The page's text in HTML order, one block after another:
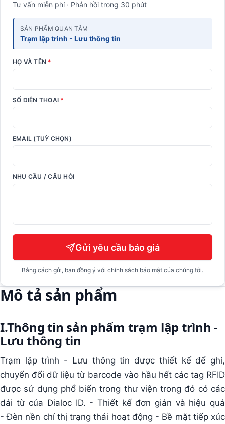
Tư vấn miễn phí · Phản hồi trong 30 phút
SẢN PHẨM QUAN TÂM
Trạm lập trình - Lưu thông tin
HỌ VÀ TÊN *
SỐ ĐIỆN THOẠI *
EMAIL (TUỲ CHỌN)
NHU CẦU / CÂU HỎI
Gửi yêu cầu báo giá
Bằng cách gửi, bạn đồng ý với chính sách bảo mật của chúng tôi.
Mô tả sản phẩm
I.Thông tin sản phẩm trạm lập trình -
Lưu thông tin
Trạm lập trình - Lưu thông tin được thiết kế để ghi,
chuyển đổi dữ liệu từ barcode vào hầu hết các tag RFID
được sử dụng phổ biến trong thư viện trong đó có các
dải từ của Dialoc ID. - Thiết kế đơn giản và hiệu quả
- Đèn nền chỉ thị trạng thái hoạt động - Bề mặt tiếp xúc